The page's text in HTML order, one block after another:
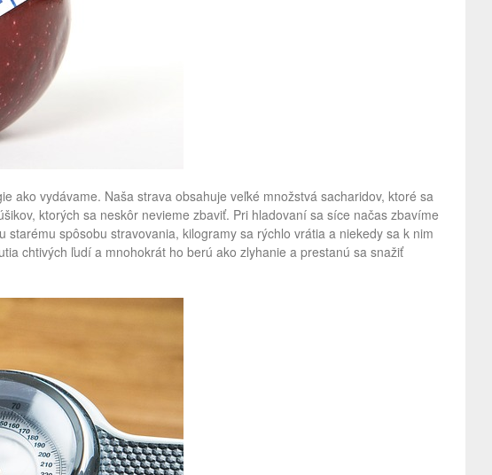
ako vydávame. Naša strava obsahuje veľké množstvá sacharidov, ktoré sa
ktorých sa neskôr nevieme zbaviť. Pri hladovaní sa síce načas zbavíme
spôsobu stravovania, kilogramy sa rýchlo vrátia a niekedy sa k nim
chtivých ľudí a mnohokrát ho berú ako zlyhanie a prestanú sa snažiť